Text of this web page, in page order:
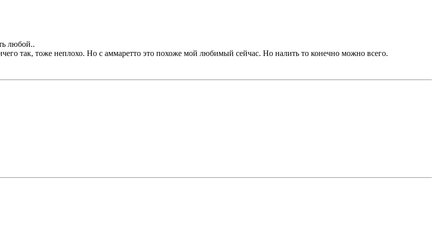
любой..
так, тоже неплохо. Но с аммаретто это похоже мой любимый сейчас. Но налить то конечно можно всего.